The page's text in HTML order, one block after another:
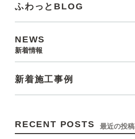
ふわっとBLOG
NEWS
新着情報
新着施工事例
RECENT POSTS 最近の投稿